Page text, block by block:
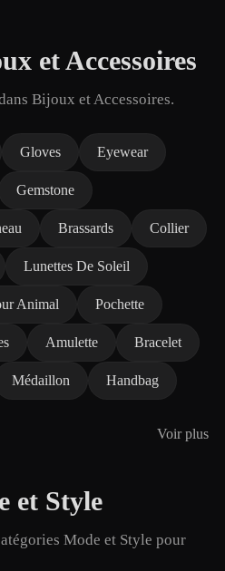
et Accessoires
Bijoux et Accessoires.
Gloves Eyewear
Gemstone
Brassards Collier
Lunettes De Soleil
Animal Pochette
Amulette Bracelet
Médaillon Handbag
Voir plus
et Style
Mode et Style pour